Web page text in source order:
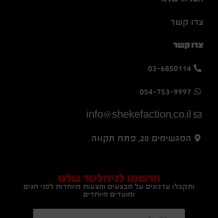
צרו קשר
צרו קשר
03-6850114
054-753-9997
info@shekefaction.co.il
המגשימים 20, פתח תקווה
הרשמו לניוזלטר שלנו
ותקבלו עדכונים על מבצעים והצעות מיוחדות לפני חגים
ומועדים מיוחדים